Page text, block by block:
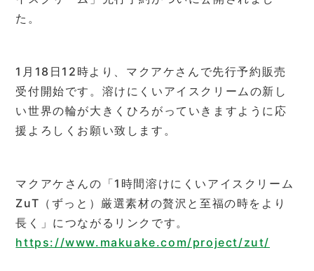
た。
1月18日12時より、マクアケさんで先行予約販売
受付開始です。溶けにくいアイスクリームの新し
い世界の輪が大きくひろがっていきますように応
援よろしくお願い致します。
マクアケさんの「1時間溶けにくいアイスクリーム
ZuT（ずっと）厳選素材の贅沢と至福の時をより
長く」につながるリンクです。
https://www.makuake.com/project/zut/